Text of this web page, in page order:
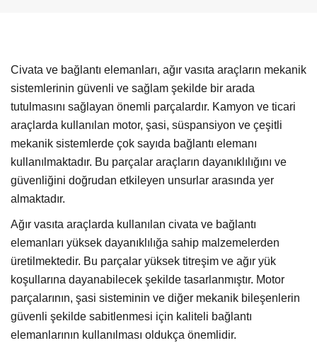
Civata ve bağlantı elemanları, ağır vasıta araçların mekanik
sistemlerinin güvenli ve sağlam şekilde bir arada
tutulmasını sağlayan önemli parçalardır. Kamyon ve ticari
araçlarda kullanılan motor, şasi, süspansiyon ve çeşitli
mekanik sistemlerde çok sayıda bağlantı elemanı
kullanılmaktadır. Bu parçalar araçların dayanıklılığını ve
güvenliğini doğrudan etkileyen unsurlar arasında yer
almaktadır.
Ağır vasıta araçlarda kullanılan civata ve bağlantı
elemanları yüksek dayanıklılığa sahip malzemelerden
üretilmektedir. Bu parçalar yüksek titreşim ve ağır yük
koşullarına dayanabilecek şekilde tasarlanmıştır. Motor
parçalarının, şasi sisteminin ve diğer mekanik bileşenlerin
güvenli şekilde sabitlenmesi için kaliteli bağlantı
elemanlarının kullanılması oldukça önemlidir.